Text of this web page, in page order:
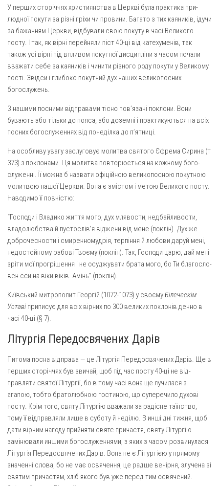
У перших сторіччях християнства в Церкві була практика при­
людної покути за різні гріхи чи провини. Багато з тих каяників, ідучи
за бажанням Церкви, відбували свою покуту в часі Великого
посту. І так, як вірні перейняли піст 40-ці від катехуменів, так
також усі вірні під впливом покутної дисципліни з часом почали
вважати себе за каяників і чинити різного роду покути у Великому
пості. Звідси і глибоко покутний дух наших великопосних
богослужень.
З нашими посними відправами тісно пов’язані поклони. Вони
бувають або тільки до пояса, або доземні і практикуються на всіх
посних богослуженнях від понеділка до п’ятниці.
На особливу увагу заслуговує молитва святого Єфрема Сирина (†
373) з поклонами. Ця молитва повторюється на кожному бого­
служенні. Її можна б назвати офіційною великопосною покутною
молитвою нашої Церкви. Вона є змістом і метою Великого посту.
Наводимо її повністю:
“Господи і Владико життя мого, дух млявости, недбайливости,
владолюбства й пустослів’я віджени від мене (поклін). Дух же
доб­рочесности і смиренномудрія, терпіння й любови даруй мені,
не­достойному рабові Твоєму (поклін). Так, Господи царю, дай мені
зріти мої прогрішення і не осуджувати брата мого, бо Ти благосло­
вен єси на віки віків. Амінь” (поклін).
Київський митрополит Георгій (1072-1073) у своємуБілеческім
Уставі приписує для всіх вірних по 300 великих поклонів денно в
часі 40-ці (§ 7).
Літургія Передосвячених Дарів
Питома посна відправа — це Літургія Передосвячених Дарів. Ще в
перших сторіччях був звичай, щоб під час посту 40-ці не від­
правляти святої Літургії, бо в тому часі вона ще лучилася з
агапою, тобто братолюбною гостиною, що суперечило духові
посту. Крім того, святу Літургію вважали за радісне таїнство,
тому її відправ­ляли лише в суботу й неділю. В инші дні тижня, щоб
дати вірним нагоду прийняти святе причастя, святу Літургію
замінювали инши­ми богослуженнями, з яких з часом розвинулася
Літургія Перед­освячених Дарів. Вона не є Літургією у прямому
значенні слова, бо не має освячення, це радше вечірня, злучена зі
святим причастям, хліб якого був уже перед тим освячений.